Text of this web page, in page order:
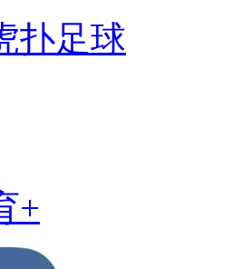
扑足球
+